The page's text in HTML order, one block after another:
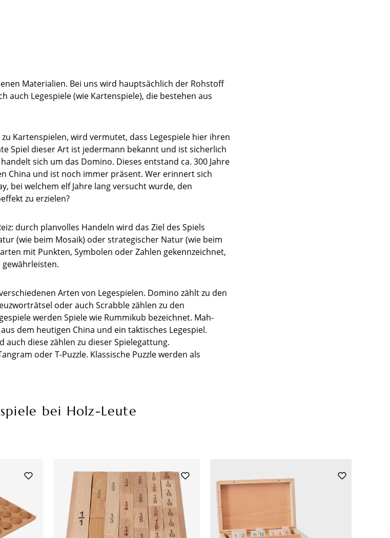
Materialien. Bei uns wird hauptsächlich der Rohstoff
auch Legespiele (wie Kartenspiele), die bestehen aus
Kartenspielen, wird vermutet, dass Legespiele hier ihren
Spiel dieser Art ist jedermann bekannt und ist sicherlich
sich um das Domino. Dieses entstand ca. 300 Jahre
China und ist noch immer präsent. Wer erinnert sich
bei welchem elf Jahre lang versucht wurde, den
zu erzielen?
durch planvolles Handeln wird das Ziel des Spiels
(wie beim Mosaik) oder strategischer Natur (wie beim
mit Punkten, Symbolen oder Zahlen gekennzeichnet,
Arten von Legespielen. Domino zählt zu den
oder auch Scrabble zählen zu den
werden Spiele wie Rummikub bezeichnet. Mah-
dem heutigen China und ein taktisches Legespiel.
diese zählen zu dieser Spielegattung.
oder T-Puzzle. Klassische Puzzle werden als
bei Holz-Leute